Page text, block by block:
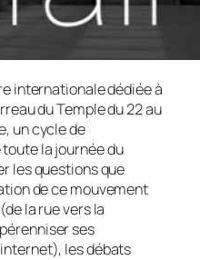
internationale dédiée à
du Temple du 22 au
un cycle de
la journée du
les questions que
de ce mouvement
la rue vers la
ses
les débats